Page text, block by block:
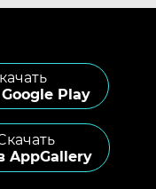
Play
AppGallery